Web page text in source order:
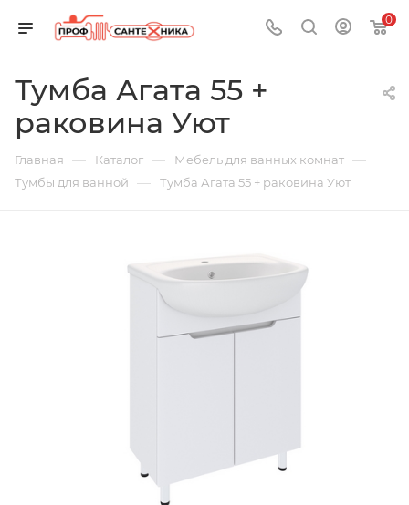
0
Тумба Агата 55 +
раковина Уют
Главная — Каталог — Мебель для ванных комнат —
Тумбы для ванной — Тумба Агата 55 + раковина Уют